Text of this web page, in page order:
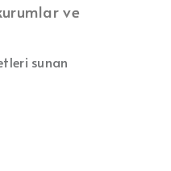
ve
sunan